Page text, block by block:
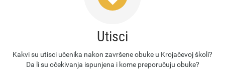
Utisci
Kakvi su utisci učenika nakon završene obuke u Krojačevoj školi?
Da li su očekivanja ispunjena i kome preporučuju obuke?